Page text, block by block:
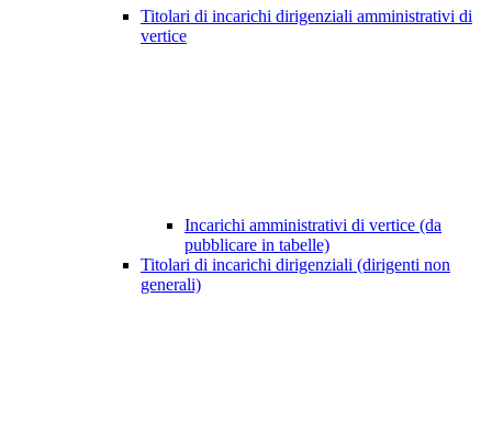
Titolari di incarichi dirigenziali amministrativi di
vertice
Incarichi amministrativi di vertice (da
pubblicare in tabelle)
Titolari di incarichi dirigenziali (dirigenti non
generali)